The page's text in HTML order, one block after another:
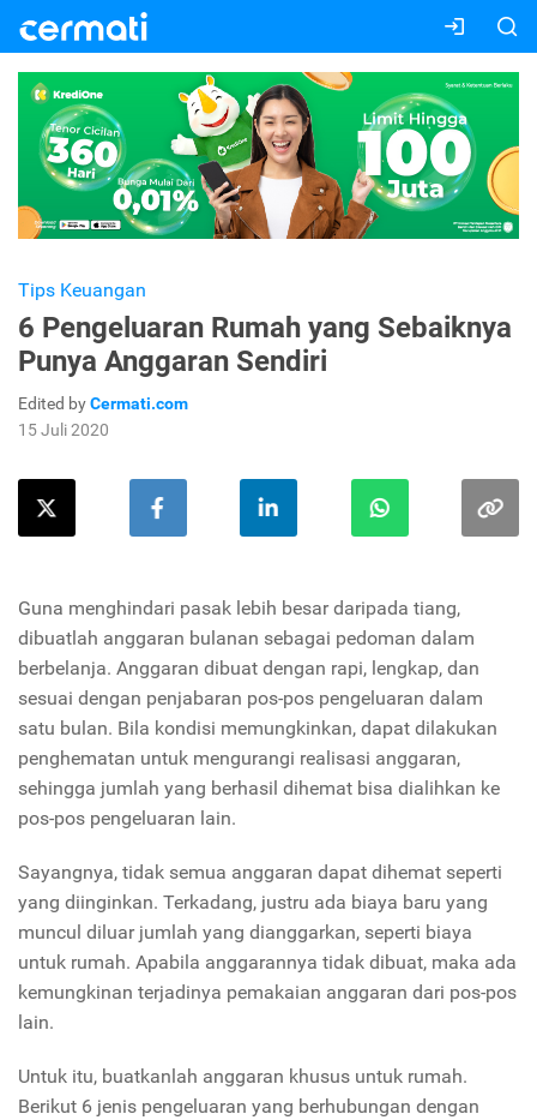
Tips Keuangan
6 Pengeluaran Rumah yang Sebaiknya
Punya Anggaran Sendiri
Edited byCermati.com
15 Juli 2020
Guna menghindari pasak lebih besar daripada tiang,
dibuatlah anggaran bulanan sebagai pedoman dalam
berbelanja. Anggaran dibuat dengan rapi, lengkap, dan
sesuai dengan penjabaran pos-pos pengeluaran dalam
satu bulan. Bila kondisi memungkinkan, dapat dilakukan
penghematan untuk mengurangi realisasi anggaran,
sehingga jumlah yang berhasil dihemat bisa dialihkan ke
pos-pos pengeluaran lain.
Sayangnya, tidak semua anggaran dapat dihemat seperti
yang diinginkan. Terkadang, justru ada biaya baru yang
muncul diluar jumlah yang dianggarkan, seperti biaya
untuk rumah. Apabila anggarannya tidak dibuat, maka ada
kemungkinan terjadinya pemakaian anggaran dari pos-pos
lain.
Untuk itu, buatkanlah anggaran khusus untuk rumah.
Berikut 6 jenis pengeluaran yang berhubungan dengan